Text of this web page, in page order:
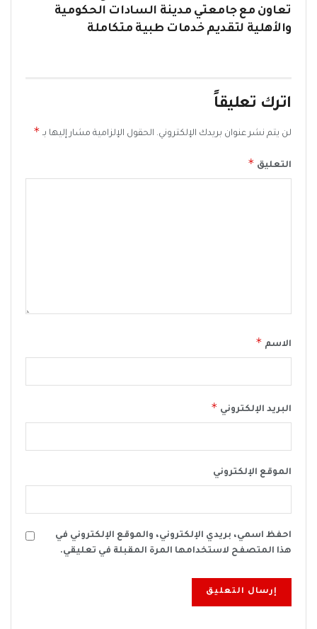
تعاون مع جامعتي مدينة السادات الحكومية
والأهلية لتقديم خدمات طبية متكاملة
اترك تعليقاً
لن يتم نشر عنوان بريدك الإلكتروني. الحقول الإلزامية مشار إليها بـ *
التعليق *
الاسم *
البريد الإلكتروني *
الموقع الإلكتروني
احفظ اسمي، بريدي الإلكتروني، والموقع الإلكتروني في
هذا المتصفح لاستخدامها المرة المقبلة في تعليقي.